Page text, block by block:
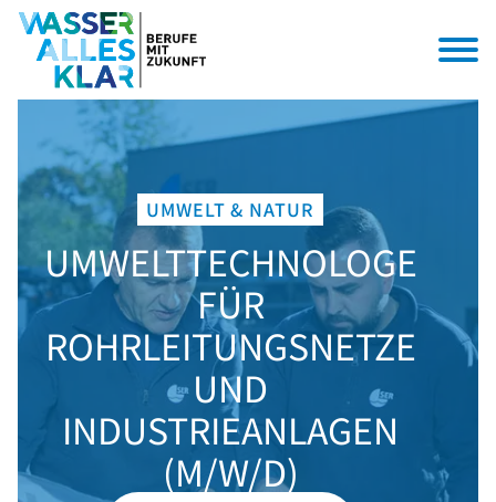
UMWELT & NATUR
UMWELTTECHNOLOGE
FÜR
ROHRLEITUNGSNETZE
UND
INDUSTRIEANLAGEN
(M/W/D)